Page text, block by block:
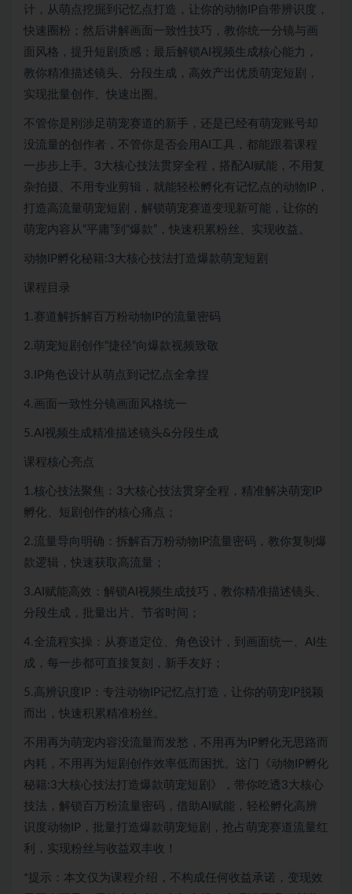
计，从萌点挖掘到记忆点打造，让你的动物IP自带辨识度，
快速圈粉；然后讲解画面一致性技巧，教你统一分镜与画
面风格，提升短剧质感；最后解锁AI视频生成核心能力，
教你精准描述镜头、分段生成，高效产出优质萌宠短剧，
实现批量创作、快速出圈。​
不管你是刚涉足萌宠赛道的新手，还是已经有萌宠账号却
没流量的创作者，不管你是否会用AI工具，都能跟着课程
一步步上手。3大核心技法贯穿全程，搭配AI赋能，不用复
杂拍摄、不用专业剪辑，就能轻松孵化有记忆点的动物IP，
打造高流量萌宠短剧，解锁萌宠赛道变现新可能，让你的
萌宠内容从“平庸”到“爆款”，快速积累粉丝、实现收益。
动物IP孵化秘籍:3大核心技法打造爆款萌宠短剧
课程目录
1.赛道解拆解百万粉动物IP的流量密码
2.萌宠短剧创作“捷径“向爆款视频致敬
3.IP角色设计从萌点到记忆点全拿捏
4.画面一致性分镜画面风格统一
5.AI视频生成精准描述镜头&分段生成
课程核心亮点​
1.核心技法聚焦：3大核心技法贯穿全程，精准解决萌宠IP
孵化、短剧创作的核心痛点；​
2.流量导向明确：拆解百万粉动物IP流量密码，教你复制爆
款逻辑，快速获取高流量；​
3.AI赋能高效：解锁AI视频生成技巧，教你精准描述镜头、
分段生成，批量出片、节省时间；​
4.全流程实操：从赛道定位、角色设计，到画面统一、AI生
成，每一步都可直接复刻，新手友好；​
5.高辨识度IP：专注动物IP记忆点打造，让你的萌宠IP脱颖
而出，快速积累精准粉丝。
不用再为萌宠内容没流量而发愁，不用再为IP孵化无思路而
内耗，不用再为短剧创作效率低而困扰。这门《动物IP孵化
秘籍:3大核心技法打造爆款萌宠短剧》，带你吃透3大核心
技法，解锁百万粉流量密码，借助AI赋能，轻松孵化高辨
识度动物IP，批量打造爆款萌宠短剧，抢占萌宠赛道流量红
利，实现粉丝与收益双丰收！
*提示：本文仅为课程介绍，不构成任何收益承诺，变现效